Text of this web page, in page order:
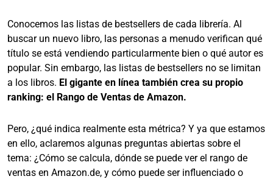
Conocemos las listas de bestsellers de cada librería. Al
buscar un nuevo libro, las personas a menudo verifican qué
título se está vendiendo particularmente bien o qué autor es
popular. Sin embargo, las listas de bestsellers no se limitan
a los libros. El gigante en línea también crea su propio
ranking: el Rango de Ventas de Amazon.
Pero, ¿qué indica realmente esta métrica? Y ya que estamos
en ello, aclaremos algunas preguntas abiertas sobre el
tema: ¿Cómo se calcula, dónde se puede ver el rango de
ventas en Amazon.de, y cómo puede ser influenciado o